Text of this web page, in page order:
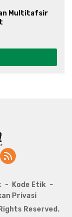
Multitafsir
Kode Etik
Privasi
Reserved.